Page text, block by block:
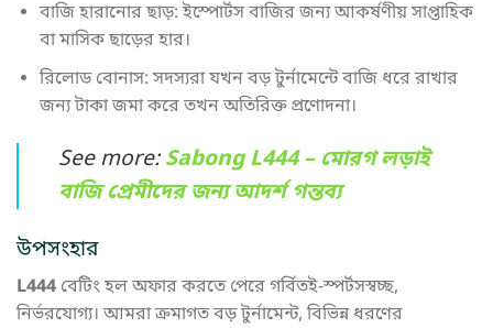
বাজি হারানোর ছাড়: ইস্পোর্টস বাজির জন্য আকর্ষণীয় সাপ্তাহিক
বা মাসিক ছাড়ের হার।
রিলোড বোনাস: সদস্যরা যখন বড় টুর্নামেন্টে বাজি ধরে রাখার
জন্য টাকা জমা করে তখন অতিরিক্ত প্রণোদনা।
See more:Sabong L444 – মোরগ লড়াই
বাজি প্রেমীদের জন্য আদর্শ গন্তব্য
উপসংহার
L444 বেটিং হল অফার করতে পেরে গর্বিতই-স্পর্টসস্বচ্ছ,
নির্ভরযোগ্য। আমরা ক্রমাগত বড় টুর্নামেন্ট, বিভিন্ন ধরণের